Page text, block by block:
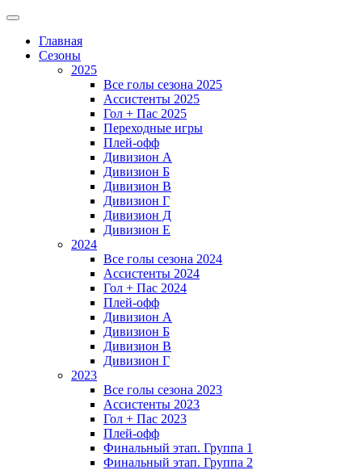
Главная
Сезоны
2025
Все голы сезона 2025
Ассистенты 2025
Гол + Пас 2025
Переходные игры
Плей-офф
Дивизион A
Дивизион Б
Дивизион В
Дивизион Г
Дивизион Д
Дивизион Е
2024
Все голы сезона 2024
Ассистенты 2024
Гол + Пас 2024
Плей-офф
Дивизион A
Дивизион Б
Дивизион В
Дивизион Г
2023
Все голы сезона 2023
Ассистенты 2023
Гол + Пас 2023
Плей-офф
Финальный этап. Группа 1
Финальный этап. Группа 2